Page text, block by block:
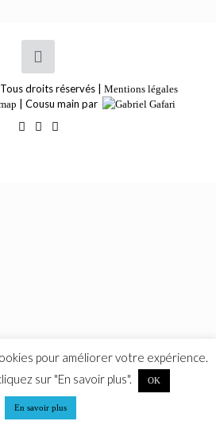
droits réservés | Mentions légales
| Cousu main par
pour améliorer votre expérience.
sur "En savoir plus".
OK
En savoir plus